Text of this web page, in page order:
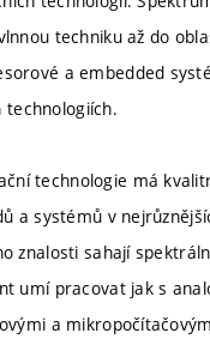
techniku až do
a embedded
technologiích.
technologie má
a systémů v
znalosti sahají
umí pracovat jak s
a